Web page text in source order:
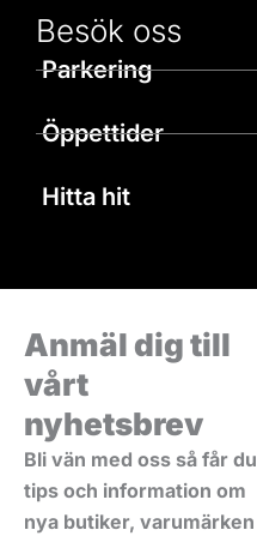
Besök oss
Parkering
Öppettider
Hitta hit
Anmäl dig till
vårt
nyhetsbrev
Bli vän med oss så får du
tips och information om
nya butiker, varumärken